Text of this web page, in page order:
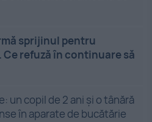
sprijinul pentru
refuză în continuare să
un copil de 2 ani și o tânără
în aparate de bucătărie